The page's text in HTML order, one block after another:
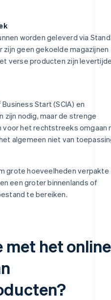
worden geleverd via
zijn geen gekoelde magazijnen
verse producten zijn
Start (SCIA) en
zijn nodig, maar de strenge
voor het rechtstreeks omgaan
algemeen niet van
grote hoeveelheden verpakte
een groter binnenlands of
te bereiken.
met het online